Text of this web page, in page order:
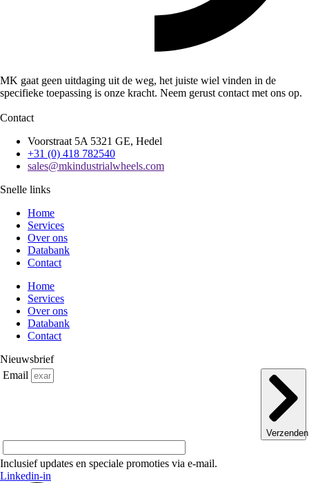
MK gaat geen uitdaging uit de weg, het juiste wiel vinden in de
specifieke toepassing is onze kracht. Neem gerust contact met ons op.
Contact
Voorstraat 5A 5321 GE, Hedel
+31 (0) 418 782540
sales@mkindustrialwheels.com
Snelle links
Home
Services
Over ons
Databank
Contact
Home
Services
Over ons
Databank
Contact
Nieuwsbrief
Email
Verzenden
Inclusief updates en speciale promoties via e-mail.
Linkedin-in